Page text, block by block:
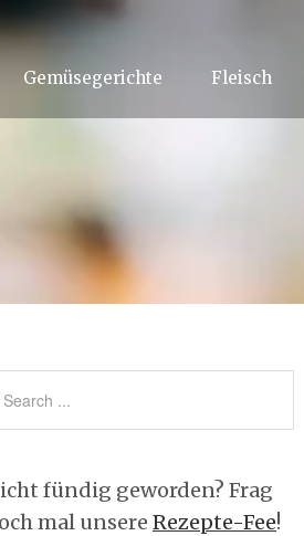
Gemüsegerichte Fleisch
fündig geworden? Frag
mal unsere Rezepte-Fee!